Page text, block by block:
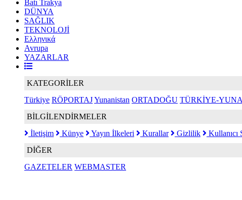
Batı Trakya
DÜNYA
SAĞLIK
TEKNOLOJİ
Ελληνικά
Avrupa
YAZARLAR
KATEGORİLER
Türkiye RÖPORTAJYunanistan ORTADOĞU TÜRKİYE-
BİLGİLENDİRMELER
İletişim
Künye Yayın İlkeleri Kurallar Gizlilik Kullanıcı
DİĞER
GAZETELER WEBMASTER